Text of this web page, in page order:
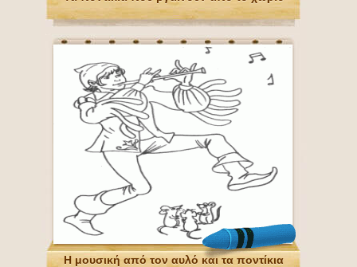
Η μουσική από τον αυλό και τα ποντίκια